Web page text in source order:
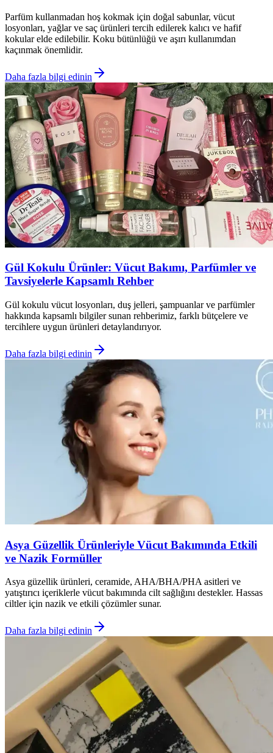
Parfüm kullanmadan hoş kokmak için doğal sabunlar, vücut
losyonları, yağlar ve saç ürünleri tercih edilerek kalıcı ve hafif
kokular elde edilebilir. Koku bütünlüğü ve aşırı kullanımdan
kaçınmak önemlidir.
Daha fazla bilgi edinin
Gül Kokulu Ürünler: Vücut Bakımı, Parfümler ve
Tavsiyelerle Kapsamlı Rehber
Gül kokulu vücut losyonları, duş jelleri, şampuanlar ve parfümler
hakkında kapsamlı bilgiler sunan rehberimiz, farklı bütçelere ve
tercihlere uygun ürünleri detaylandırıyor.
Daha fazla bilgi edinin
Asya Güzellik Ürünleriyle Vücut Bakımında Etkili
ve Nazik Formüller
Asya güzellik ürünleri, ceramide, AHA/BHA/PHA asitleri ve
yatıştırıcı içeriklerle vücut bakımında cilt sağlığını destekler. Hassas
ciltler için nazik ve etkili çözümler sunar.
Daha fazla bilgi edinin